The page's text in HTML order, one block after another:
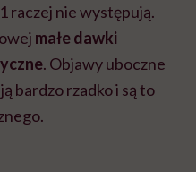
raczej nie występują.
małedawki
. Objawy uboczne
bardzo rzadko i są to